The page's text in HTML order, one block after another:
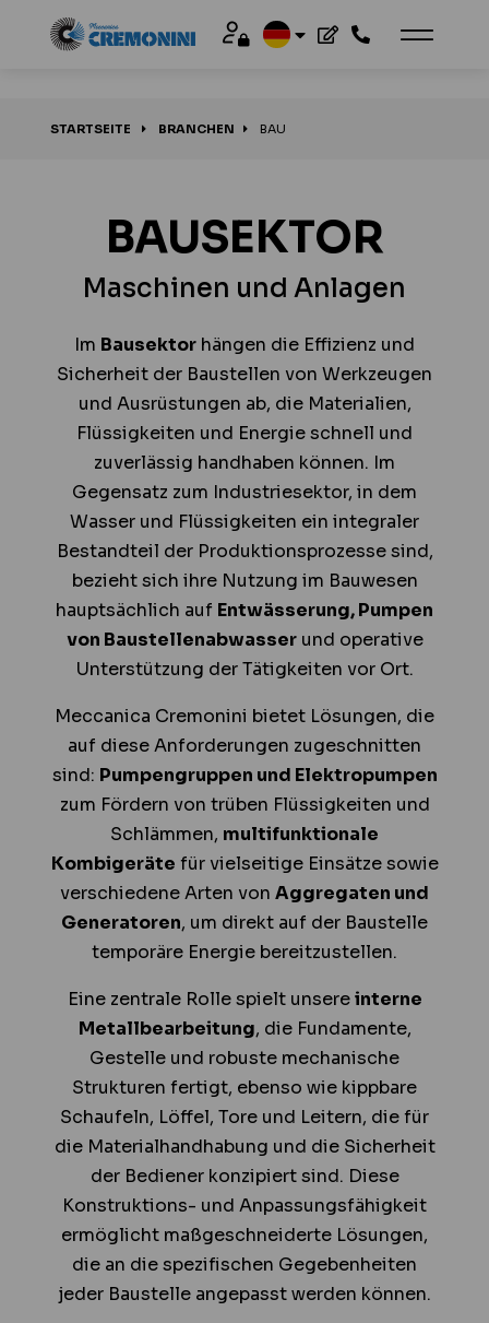
STARTSEITE BRANCHEN BAU
BAUSEKTOR
Maschinen und Anlagen
Im Bausektor hängen die Effizienz und
Sicherheit der Baustellen von Werkzeugen
und Ausrüstungen ab, die Materialien,
Flüssigkeiten und Energie schnell und
zuverlässig handhaben können. Im
Gegensatz zum Industriesektor, in dem
Wasser und Flüssigkeiten ein integraler
Bestandteil der Produktionsprozesse sind,
bezieht sich ihre Nutzung im Bauwesen
hauptsächlich auf Entwässerung, Pumpen
von Baustellenabwasserund operative
Unterstützung der Tätigkeiten vor Ort.
Meccanica Cremonini bietet Lösungen, die
auf diese Anforderungen zugeschnitten
sind: Pumpengruppen und Elektropumpen
zum Fördern von trüben Flüssigkeiten und
Schlämmen, multifunktionale
Kombigeräte für vielseitige Einsätze sowie
verschiedene Arten von Aggregaten und
Generatoren, um direkt auf der Baustelle
temporäre Energie bereitzustellen.
Eine zentrale Rolle spielt unsereinterne
Metallbearbeitung, die Fundamente,
Gestelle und robuste mechanische
Strukturen fertigt, ebenso wie kippbare
Schaufeln, Löffel, Tore und Leitern, die für
die Materialhandhabung und die Sicherheit
der Bediener konzipiert sind. Diese
Konstruktions- und Anpassungsfähigkeit
ermöglicht maßgeschneiderte Lösungen,
die an die spezifischen Gegebenheiten
jeder Baustelle angepasst werden können.